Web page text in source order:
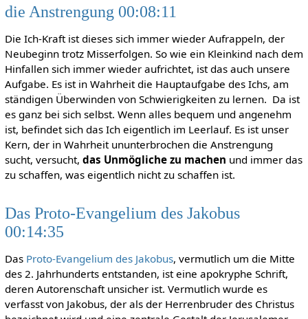
die Anstrengung 00:08:11
Die Ich-Kraft ist dieses sich immer wieder Aufrappeln, der
Neubeginn trotz Misserfolgen. So wie ein Kleinkind nach dem
Hinfallen sich immer wieder aufrichtet, ist das auch unsere
Aufgabe. Es ist in Wahrheit die Hauptaufgabe des Ichs, am
ständigen Überwinden von Schwierigkeiten zu lernen. Da ist
es ganz bei sich selbst. Wenn alles bequem und angenehm
ist, befindet sich das Ich eigentlich im Leerlauf. Es ist unser
Kern, der in Wahrheit ununterbrochen die Anstrengung
sucht, versucht, das Unmögliche zu machen und immer das
zu schaffen, was eigentlich nicht zu schaffen ist.
Das Proto-Evangelium des Jakobus
00:14:35
Das Proto-Evangelium des Jakobus, vermutlich um die Mitte
des 2. Jahrhunderts entstanden, ist eine apokryphe Schrift,
deren Autorenschaft unsicher ist. Vermutlich wurde es
verfasst von Jakobus, der als der Herrenbruder des Christus